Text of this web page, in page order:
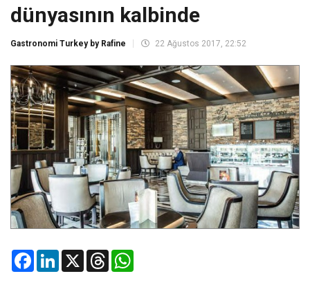
dünyasının kalbinde
Gastronomi Turkey by Rafine 22 Ağustos 2017, 22:52
FacebookLinkedIn
X Threads